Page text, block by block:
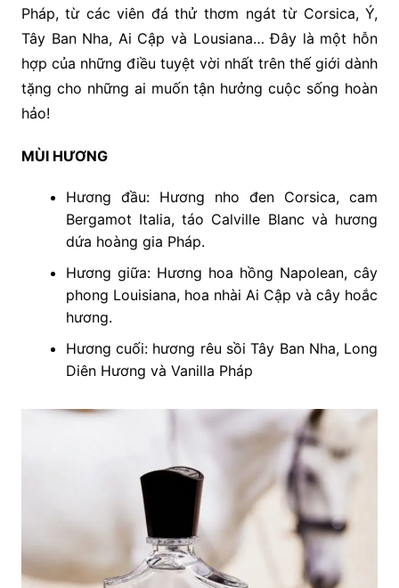
Pháp, từ các viên đá thử thơm ngát từ Corsica, Ý,
Tây Ban Nha, Ai Cập và Lousiana… Đây là một hỗn
hợp của những điều tuyệt vời nhất trên thế giới dành
tặng cho những ai muốn tận hưởng cuộc sống hoàn
hảo!
MÙI HƯƠNG
Hương đầu: Hương nho đen Corsica, cam
Bergamot Italia, táo Calville Blanc và hương
dứa hoàng gia Pháp.
Hương giữa: Hương hoa hồng Napolean, cây
phong Louisiana, hoa nhài Ai Cập và cây hoắc
hương.
Hương cuối: hương rêu sồi Tây Ban Nha, Long
Diên Hương và Vanilla Pháp